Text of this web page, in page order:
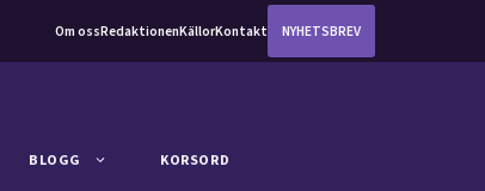
Om ossRedaktionenKällorKontakt NYHETSBREV
BLOGG KORSORD